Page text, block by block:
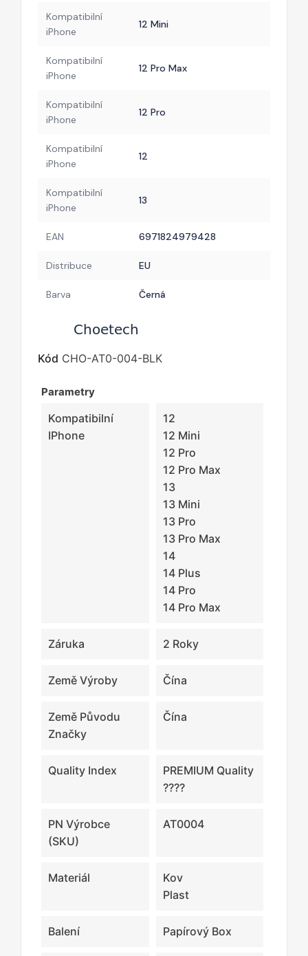
Kompatibilní
iPhone
12 Mini
Kompatibilní
iPhone
12 Pro Max
Kompatibilní
iPhone
12 Pro
Kompatibilní
iPhone
12
Kompatibilní
iPhone
13
EAN 6971824979428
Distribuce EU
Barva Černá
Kód CHO-AT0-004-BLK
Parametry
Kompatibilní
IPhone
12
12 Mini
12 Pro
12 Pro Max
13
13 Mini
13 Pro
13 Pro Max
14
14 Plus
14 Pro
14 Pro Max
Záruka 2 Roky
Země Výroby Čína
Země Původu
Značky
Čína
Quality Index
PREMIUM Quality
????
PN Výrobce
(SKU)
AT0004
Materiál
Kov
Plast
Balení Papírový Box